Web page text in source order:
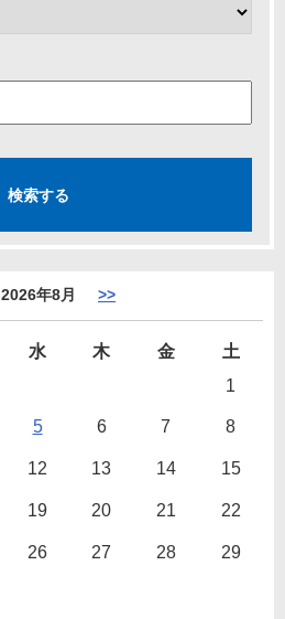
2026年8月 >>
水 木 金
土
1
5 6 7 8
12 13 14 15
19 20 21 22
26 27 28 29